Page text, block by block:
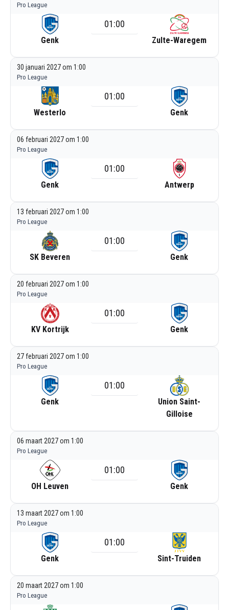
Pro League
Genk
01:00
Zulte-Waregem
30 januari 2027 om 1:00
Pro League
Westerlo
01:00
Genk
06 februari 2027 om 1:00
Pro League
Genk
01:00
Antwerp
13 februari 2027 om 1:00
Pro League
SK Beveren
01:00
Genk
20 februari 2027 om 1:00
Pro League
KV Kortrijk
01:00
Genk
27 februari 2027 om 1:00
Pro League
Genk
01:00
Union Saint-
Gilloise
06 maart 2027 om 1:00
Pro League
OH Leuven
01:00
Genk
13 maart 2027 om 1:00
Pro League
Genk
01:00
Sint-Truiden
20 maart 2027 om 1:00
Pro League